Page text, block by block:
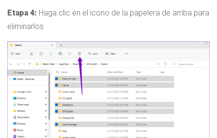
Etapa 4: Haga clic en el icono de la papelera de arriba para
eliminarlos